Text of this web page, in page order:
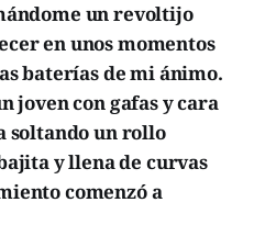
un revoltijo
en unos momentos
baterías de mi ánimo.
joven con gafas y cara
soltando un rollo
y llena de curvas
comenzó a